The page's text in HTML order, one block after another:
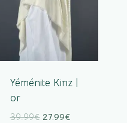
Yéménite Kinz |
or
39.99€ 27.99€